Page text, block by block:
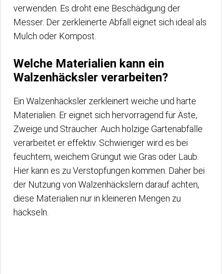
verwenden. Es droht eine Beschädigung der
Messer. Der zerkleinerte Abfall eignet sich ideal als
Mulch oder Kompost.
Welche Materialien kann ein
Walzenhäcksler verarbeiten?
Ein Walzenhäcksler zerkleinert weiche und harte
Materialien. Er eignet sich hervorragend für Äste,
Zweige und Sträucher. Auch holzige Gartenabfälle
verarbeitet er effektiv. Schwieriger wird es bei
feuchtem, weichem Grüngut wie Gras oder Laub.
Hier kann es zu Verstopfungen kommen. Daher bei
der Nutzung von Walzenhäckslern darauf achten,
diese Materialien nur in kleineren Mengen zu
häckseln.